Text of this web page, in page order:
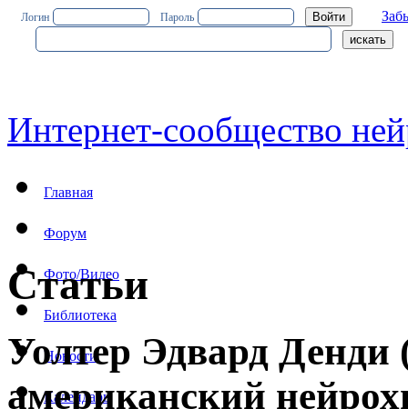
Логин Пароль
Интернет-сообщество
Главная
Форум
Фото/Видео
Библиотека
Новости
Календарь
Статьи
Уолтер Эдвард
американский